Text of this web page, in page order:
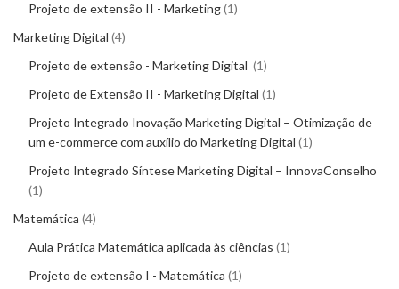
Projeto de extensão II - Marketing 1
Marketing Digital 4
Projeto de extensão - Marketing Digital
1
Projeto de Extensão II - Marketing Digital 1
Projeto Integrado Inovação Marketing Digital – Otimização de
um e-commerce com auxílio do Marketing Digital 1
Projeto Integrado Síntese Marketing Digital – InnovaConselho
1
Matemática 4
Aula Prática Matemática aplicada às ciências 1
Projeto de extensão I - Matemática 1